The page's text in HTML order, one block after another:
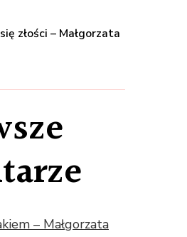
złości – Małgorzata
– Małgorzata